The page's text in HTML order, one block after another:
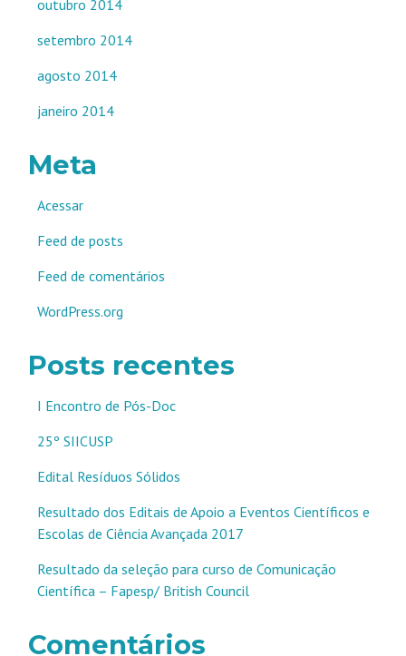
outubro 2014
setembro 2014
agosto 2014
janeiro 2014
Meta
Acessar
Feed de posts
Feed de comentários
WordPress.org
Posts recentes
I Encontro de Pós-Doc
25º SIICUSP
Edital Resíduos Sólidos
Resultado dos Editais de Apoio a Eventos Científicos e
Escolas de Ciência Avançada 2017
Resultado da seleção para curso de Comunicação
Científica – Fapesp/ British Council
Comentários